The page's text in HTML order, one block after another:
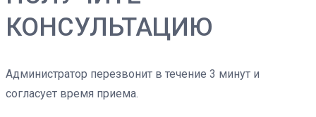
КОНСУЛЬТАЦИЮ
Администратор перезвонит в течение 3 минут и
согласует время приема.